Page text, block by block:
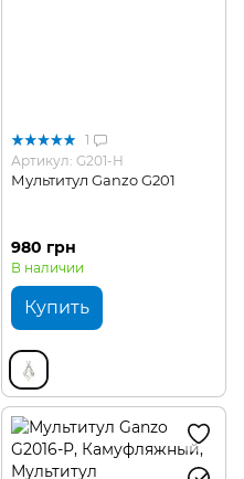
1
Артикул: G201-H
Мультитул Ganzo G201
980 грн
В наличии
Купить